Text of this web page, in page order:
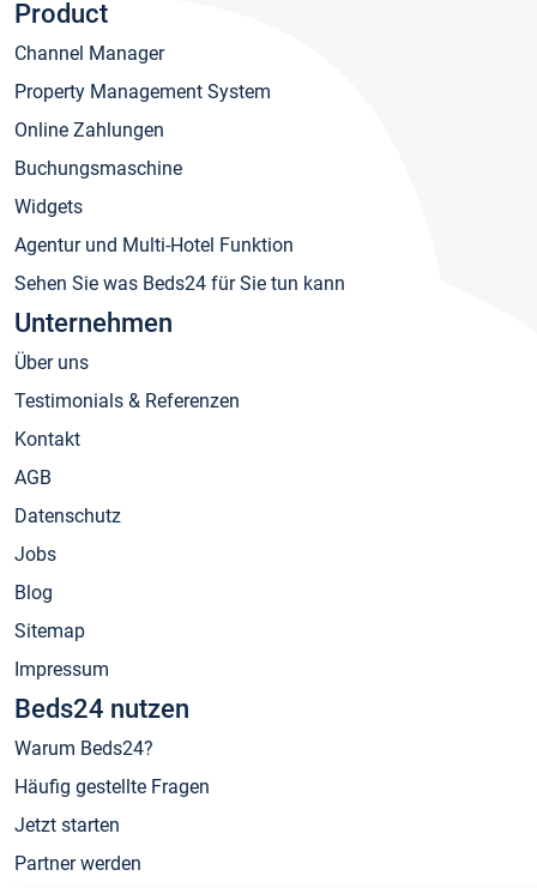
Product
Channel Manager
Property Management System
Online Zahlungen
Buchungsmaschine
Widgets
Agentur und Multi-Hotel Funktion
Sehen Sie was Beds24 für Sie tun kann
Unternehmen
Über uns
Testimonials & Referenzen
Kontakt
AGB
Datenschutz
Jobs
Blog
Sitemap
Impressum
Beds24 nutzen
Warum Beds24?
Häufig gestellte Fragen
Jetzt starten
Partner werden